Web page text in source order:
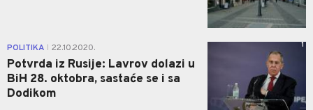
POLITIKA 22.10.2020.
Potvrda iz Rusije: Lavrov dolazi u
BiH 28. oktobra, sastaće se i sa
Dodikom
1